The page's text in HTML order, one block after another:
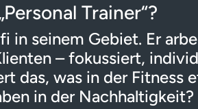
Trainer“?
in seinem Gebiet. Er
– fokussiert,
das, was in der Fitness
in der Nachhaltigkeit?